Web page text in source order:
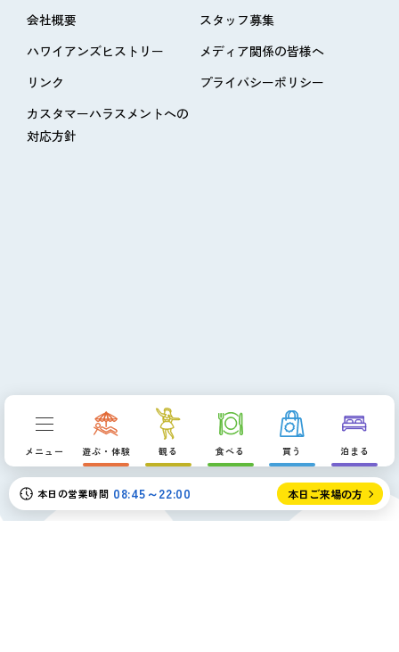
メニュー 遊ぶ・体験 観る 食べる 買う 泊まる
本日の営業時間 08:45～22:00 本日ご来場の方
会社概要
スタッフ募集
ハワイアンズヒストリー
メディア関係の皆様へ
リンク
プライバシーポリシー
カスタマーハラスメントへの
対応方針